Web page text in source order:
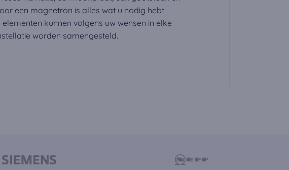
een magnetron is alles wat u nodig hebt
elementen kunnen volgens uw wensen in elke
worden samengesteld.